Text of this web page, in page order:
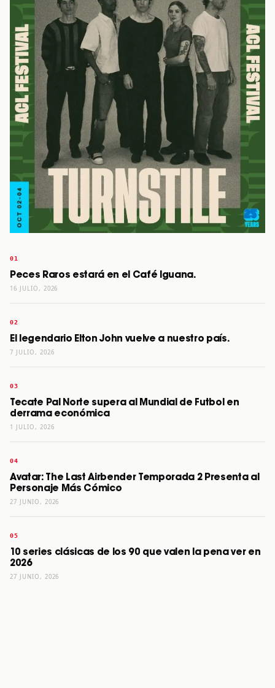
Peces Raros estará en el Café Iguana.
16 JULIO, 2026
El legendario Elton John vuelve a nuestro país.
7 JULIO, 2026
Tecate Pal Norte supera al Mundial de Futbol en
derrama económica
1 JULIO, 2026
Avatar: The Last Airbender Temporada 2 Presenta al
Personaje Más Cómico
27 JUNIO, 2026
10 series clásicas de los 90 que valen la pena ver en
2026
27 JUNIO, 2026